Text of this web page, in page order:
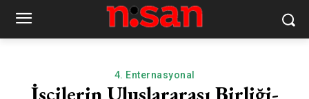
4. Enternasyonal